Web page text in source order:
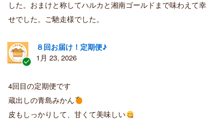
者
した。おまけと称してハルカと湘南ゴールドまで味わえて幸
せでした。ご馳走様でした。
証
済
み
購
８回お届け！定期便♪
1月 23, 2026
4回目の定期便です
蔵出しの青島みかん
皮もしっかりして、甘くて美味しい